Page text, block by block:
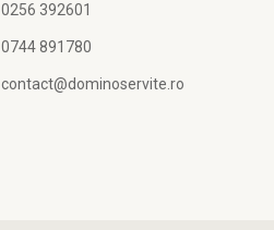
0256 392601
0744 891780
contact@dominoservite.ro